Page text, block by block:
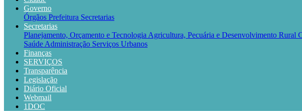
Governo
Órgãos Prefeitura Secretarias
Secretarias
Planejamento, Orçamento e Tecnologia Agricultura, Pecuária e Desenvolvimento Rural
Saúde Administração Serviços Urbanos
Finanças
SERVIÇOS
Transparência
Legislação
Diário Oficial
Webmail
1DOC